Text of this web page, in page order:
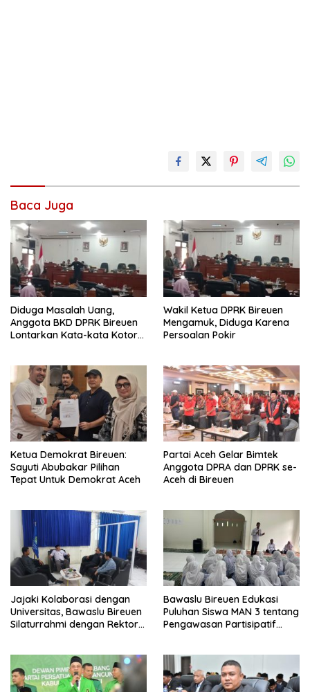
Baca Juga
Diduga Masalah Uang,
Anggota BKD DPRK Bireuen
Lontarkan Kata-kata Kotor
Wakil Ketua DPRK Bireuen
Mengamuk, Diduga Karena
Persoalan Pokir
Ketua Demokrat Bireuen:
Sayuti Abubakar Pilihan
Tepat Untuk Demokrat Aceh
Partai Aceh Gelar Bimtek
Anggota DPRA dan DPRK se-
Aceh di Bireuen
Jajaki Kolaborasi dengan
Universitas, Bawaslu Bireuen
Silaturrahmi dengan Rektor
Bawaslu Bireuen Edukasi
Puluhan Siswa MAN 3 tentang
Pengawasan Partisipatif